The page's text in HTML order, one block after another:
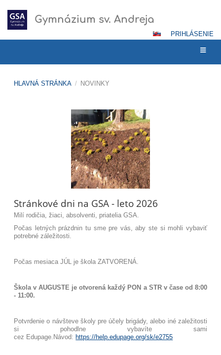
Gymnázium sv. Andreja
PRIHLÁSENIE
HLAVNÁ STRÁNKA / NOVINKY
Stránkové dni na GSA - leto 2026
Milí rodičia, žiaci, absolventi, priatelia GSA.
Počas letných prázdnin tu sme pre vás, aby ste si mohli vybaviť
potrebné záležitosti.
Počas mesiaca JÚL je škola ZATVORENÁ.
Škola v AUGUSTE je otvorená každý PON a STR v čase od 8:00
- 11:00.
Potvrdenie o návšteve školy pre účely brigády, alebo iné zaležitosti
si pohodlne vybavíte sami
cez Edupage. Návod: https://help.edupage.org/sk/e2755